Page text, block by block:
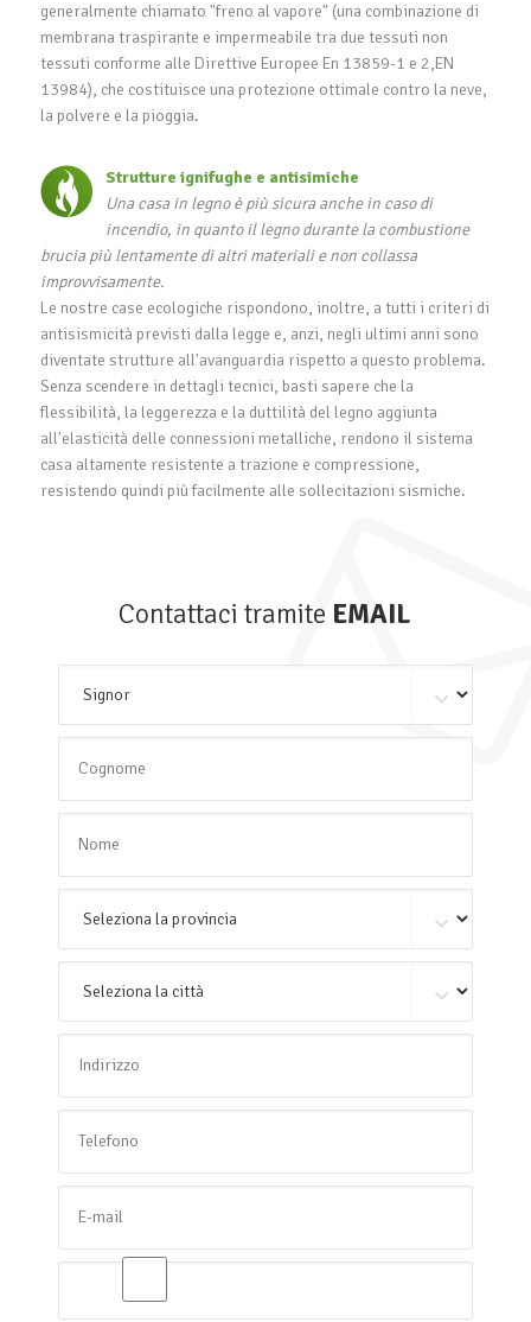
generalmente chiamato "freno al vapore" (una combinazione di
membrana traspirante e impermeabile tra due tessuti non
tessuti conforme alle Direttive Europee En 13859-1 e 2,EN
13984), che costituisce una protezione ottimale contro la neve,
la polvere e la pioggia.
Strutture ignifughe e antisimiche
Una casa in legno è più sicura anche in caso di
incendio, in quanto il legno durante la combustione
brucia più lentamente di altri materiali e non collassa
improvvisamente.
Le nostre case ecologiche rispondono, inoltre, a tutti i criteri di
antisismicità previsti dalla legge e, anzi, negli ultimi anni sono
diventate strutture all'avanguardia rispetto a questo problema.
Senza scendere in dettagli tecnici, basti sapere che la
flessibilità, la leggerezza e la duttilità del legno aggiunta
all'elasticità delle connessioni metalliche, rendono il sistema
casa altamente resistente a trazione e compressione,
resistendo quindi più facilmente alle sollecitazioni sismiche.
Contattaci tramite EMAIL